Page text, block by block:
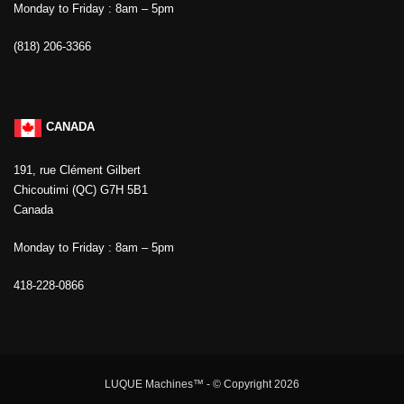
Monday to Friday : 8am – 5pm
(818) 206-3366
CANADA
191, rue Clément Gilbert
Chicoutimi (QC) G7H 5B1
Canada
Monday to Friday : 8am – 5pm
418-228-0866
LUQUE Machines™ - © Copyright 2026